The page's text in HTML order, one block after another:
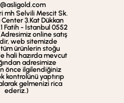
mh Selvili Mescit Sk.
Center 3.Kat Dükkan
Fatih - İstanbul 0552
online satış
web sitemizde
ürünlerin stoğu
hali hazırda mevcut
adresimize
önce ilgilendiğiniz
kontrolünü yaptırıp
gelmenizi rica
ederiz.)